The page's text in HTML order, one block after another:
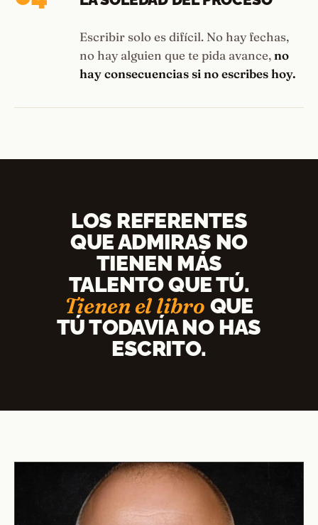
Escribir solo es difícil. No hay fechas,
no hay alguien que te pida avance,no
hay consecuencias si no escribes hoy.
LOS REFERENTES
QUE ADMIRAS NO
TIENEN MÁS
TALENTO QUE TÚ.
Tienen el libro QUE
TÚ TODAVÍA NO HAS
ESCRITO.